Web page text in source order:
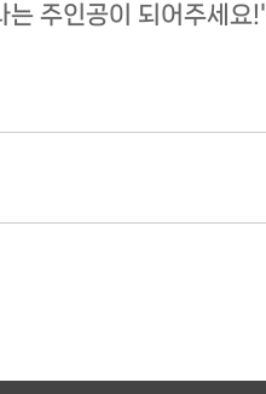
는 주인공이 되어주세요!'